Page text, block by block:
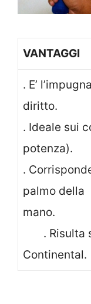
VANTAGGI
. E’
diritto.
. Ideale sui
potenza).
.
palmo della
. Risulta
Continental.